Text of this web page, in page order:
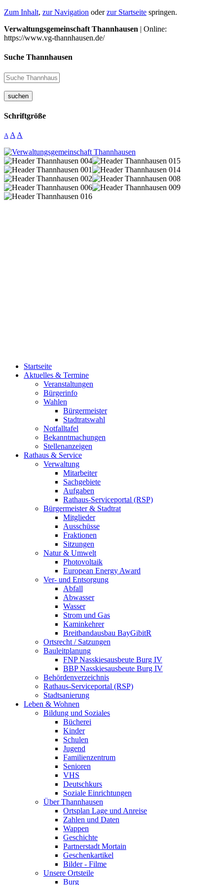
Zum Inhalt, zur Navigation oderzur Startseite springen.
Verwaltungsgemeinschaft Thannhausen | Online:
https://www.vg-thannhausen.de/
Suche Thannhausen
suchen
Schriftgröße
A A A
Startseite
Aktuelles & Termine
Veranstaltungen
Bürgerinfo
Wahlen
Bürgermeister
Stadtratswahl
Notfalltafel
Bekanntmachungen
Stellenanzeigen
Rathaus & Service
Verwaltung
Mitarbeiter
Sachgebiete
Aufgaben
Rathaus-Serviceportal (RSP)
Bürgermeister & Stadtrat
Mitglieder
Ausschüsse
Fraktionen
Sitzungen
Natur & Umwelt
Photovoltaik
European Energy Award
Ver- und Entsorgung
Abfall
Abwasser
Wasser
Strom und Gas
Kaminkehrer
Breitbandausbau BayGibitR
Ortsrecht / Satzungen
Bauleitplanung
FNP Nasskiesausbeute Burg IV
BBP Nasskiesausbeute Burg IV
Behördenverzeichnis
Rathaus-Serviceportal (RSP)
Stadtsanierung
Leben & Wohnen
Bildung und Soziales
Bücherei
Kinder
Schulen
Jugend
Familienzentrum
Senioren
VHS
Deutschkurs
Soziale Einrichtungen
Über Thannhausen
Ortsplan Lage und Anreise
Zahlen und Daten
Wappen
Geschichte
Partnerstadt Mortain
Geschenkartikel
Bilder - Filme
Unsere Ortsteile
Burg